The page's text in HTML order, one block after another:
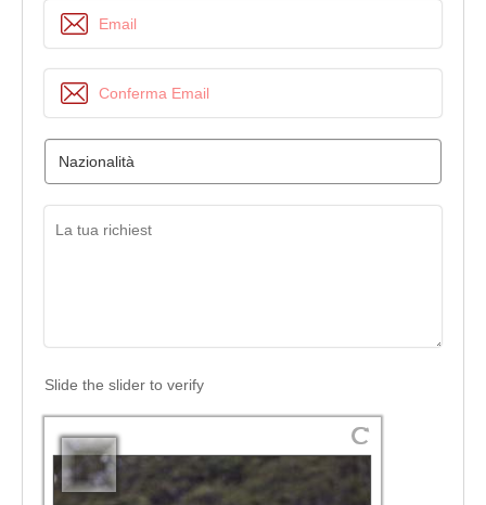
Slide the slider to verify